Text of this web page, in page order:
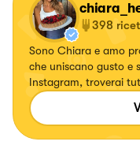
398
Sono Chiara e amo
che uniscano gusto e
Instagram, troverai
chiara_healthytales